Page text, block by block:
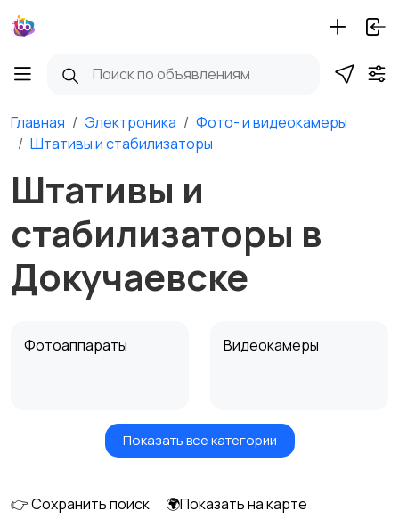
Главная Электроника
Фото- и видеокамеры
Штативы и стабилизаторы
Штативы и
стабилизаторы в
Докучаевске
Фотоаппараты Видеокамеры
Видеонаблюдение Объективы
Показать все категории
👉 Сохранить поиск
🌍Показать на карте